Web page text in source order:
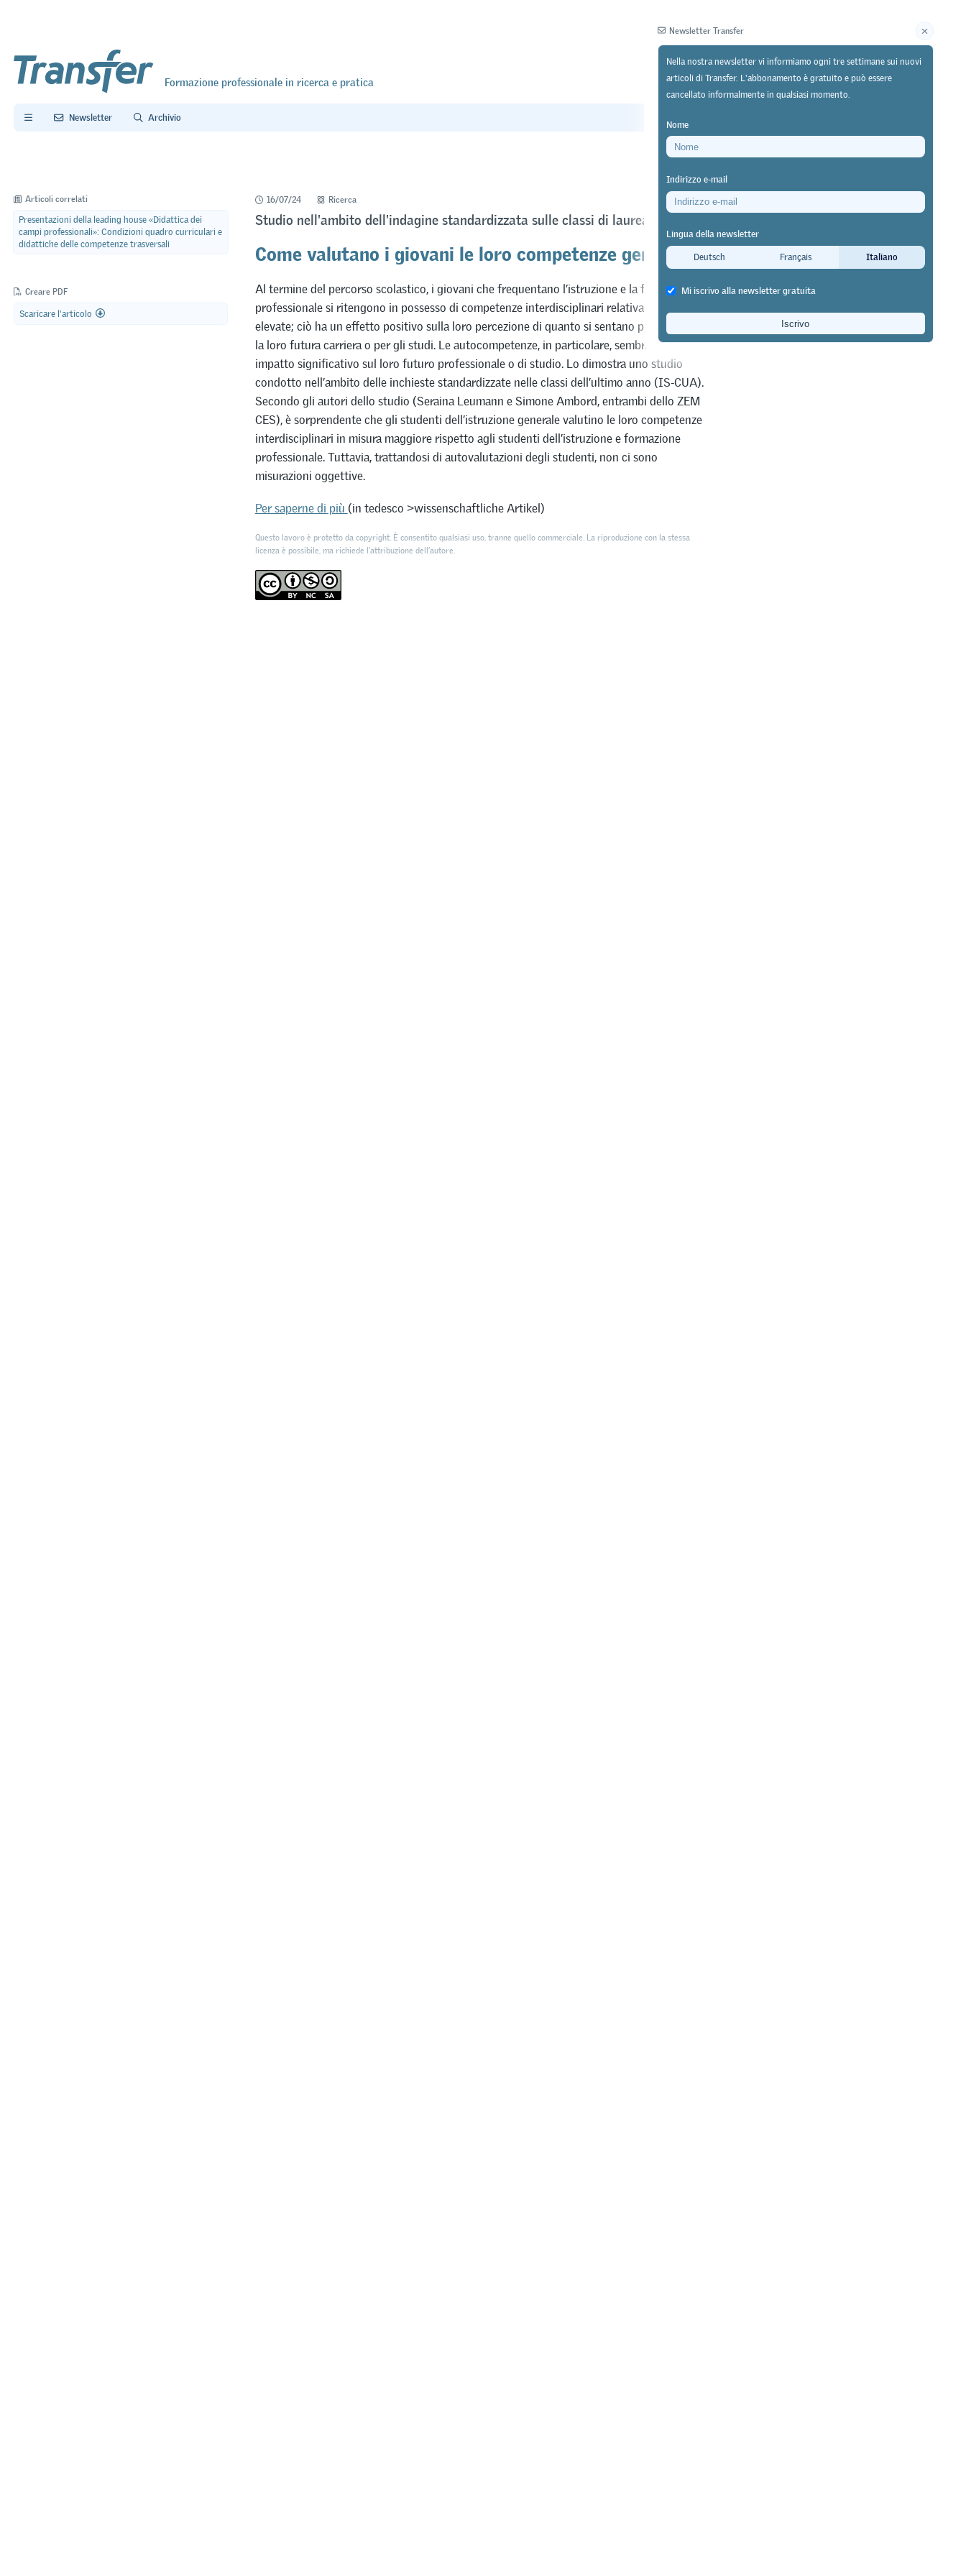
Formazione professionale in ricerca e pratica Editore
Newsletter Archivio
Articoli correlati
Presentazioni della leading house «Didattica dei
campi professionali»: Condizioni quadro curriculari e
didattiche delle competenze trasversali
Creare PDF
Scaricare l'articolo
16/07/24 Ricerca
Studio nell'ambito dell'indagine standardizzata sulle classi di laurea (SAB)
Come valutano i giovani le loro competenze generiche?
Al termine del percorso scolastico, i giovani che frequentano l’istruzione e la formazione
professionale si ritengono in possesso di competenze interdisciplinari relativamente
elevate; ciò ha un effetto positivo sulla loro percezione di quanto si sentano preparati per
la loro futura carriera o per gli studi. Le autocompetenze, in particolare, sembrano avere un
impatto significativo sul loro futuro professionale o di studio. Lo dimostra uno studio
condotto nell’ambito delle inchieste standardizzate nelle classi dell’ultimo anno (IS-CUA).
Secondo gli autori dello studio (Seraina Leumann e Simone Ambord, entrambi dello ZEM
CES), è sorprendente che gli studenti dell’istruzione generale valutino le loro competenze
interdisciplinari in misura maggiore rispetto agli studenti dell’istruzione e formazione
professionale. Tuttavia, trattandosi di autovalutazioni degli studenti, non ci sono
misurazioni oggettive.
Per saperne di più (in tedesco >wissenschaftliche Artikel)
Questo lavoro è protetto da copyright. È consentito qualsiasi uso, tranne quello commerciale. La riproduzione con la stessa
licenza è possibile, ma richiede l'attribuzione dell’autore.
Newsletter Transfer
Nella nostra newsletter vi informiamo ogni tre settimane sui nuovi
articoli di Transfer. L'abbonamento è gratuito e può essere
cancellato informalmente in qualsiasi momento.
Nome
Indirizzo e-mail
Lingua della newsletter
Deutsch
Français Italiano
Mi iscrivo alla newsletter gratuita